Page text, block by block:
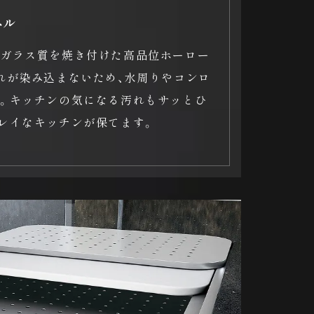
ラス質を焼き付けた高品位ホーロー
が染み込まないため、水周りやコンロ
キッチンの気になる汚れもサッとひ
イなキッチンが保てます。